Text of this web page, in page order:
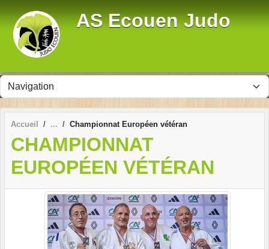
AS Ecouen Judo
Accueil Championnat Européen vétéran
CHAMPIONNAT
EUROPÉEN VÉTÉRAN